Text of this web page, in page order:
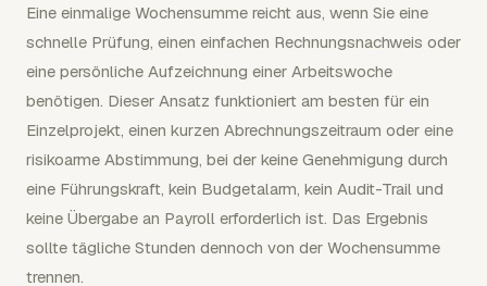
Eine einmalige Wochensumme reicht aus, wenn Sie eine
schnelle Prüfung, einen einfachen Rechnungsnachweis oder
eine persönliche Aufzeichnung einer Arbeitswoche
benötigen. Dieser Ansatz funktioniert am besten für ein
Einzelprojekt, einen kurzen Abrechnungszeitraum oder eine
risikoarme Abstimmung, bei der keine Genehmigung durch
eine Führungskraft, kein Budgetalarm, kein Audit-Trail und
keine Übergabe an Payroll erforderlich ist. Das Ergebnis
sollte tägliche Stunden dennoch von der Wochensumme
trennen.